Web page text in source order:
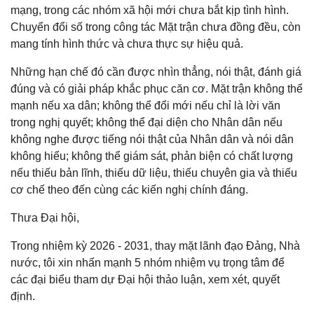
mạng, trong các nhóm xã hội mới chưa bắt kịp tình hình.
Chuyển đổi số trong công tác Mặt trận chưa đồng đều, còn
mang tính hình thức và chưa thực sự hiệu quả.
Những hạn chế đó cần được nhìn thẳng, nói thật, đánh giá
đúng và có giải pháp khắc phục căn cơ. Mặt trận không thể
mạnh nếu xa dân; không thể đổi mới nếu chỉ là lời văn
trong nghị quyết; không thể đại diện cho Nhân dân nếu
không nghe được tiếng nói thật của Nhân dân và nói dân
không hiểu; không thể giám sát, phản biện có chất lượng
nếu thiếu bản lĩnh, thiếu dữ liệu, thiếu chuyên gia và thiếu
cơ chế theo đến cùng các kiến nghị chính đáng.
Thưa Đại hội,
Trong nhiệm kỳ 2026 - 2031, thay mặt lãnh đạo Đảng, Nhà
nước, tôi xin nhấn mạnh 5 nhóm nhiệm vụ trọng tâm để
các đại biểu tham dự Đại hội thảo luận, xem xét, quyết
định.